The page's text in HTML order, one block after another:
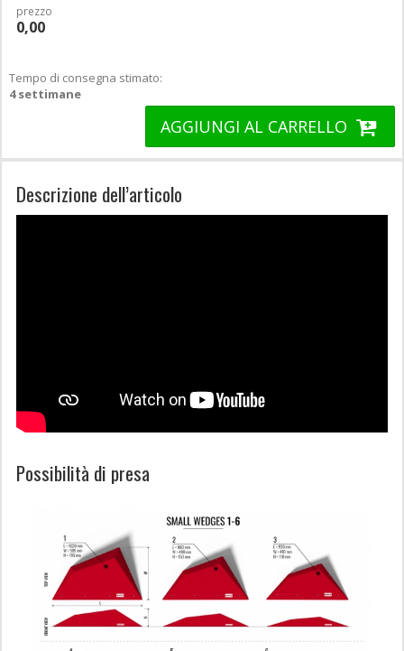
prezzo
0,00
Tempo di consegna stimato:
4 settimane
AGGIUNGI AL CARRELLO
Descrizione dell’articolo
Possibilità di presa